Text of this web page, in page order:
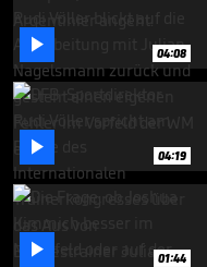
 04:08
 04:19
 01:44